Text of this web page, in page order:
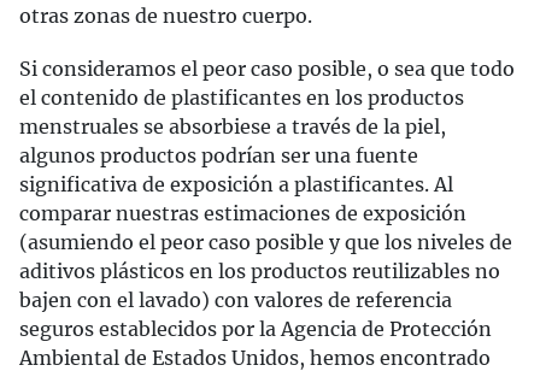
otras zonas de nuestro cuerpo.
Si consideramos el peor caso posible, o sea que todo
el contenido de plastificantes en los productos
menstruales se absorbiese a través de la piel,
algunos productos podrían ser una fuente
significativa de exposición a plastificantes. Al
comparar nuestras estimaciones de exposición
(asumiendo el peor caso posible y que los niveles de
aditivos plásticos en los productos reutilizables no
bajen con el lavado) con valores de referencia
seguros establecidos por la Agencia de Protección
Ambiental de Estados Unidos, hemos encontrado